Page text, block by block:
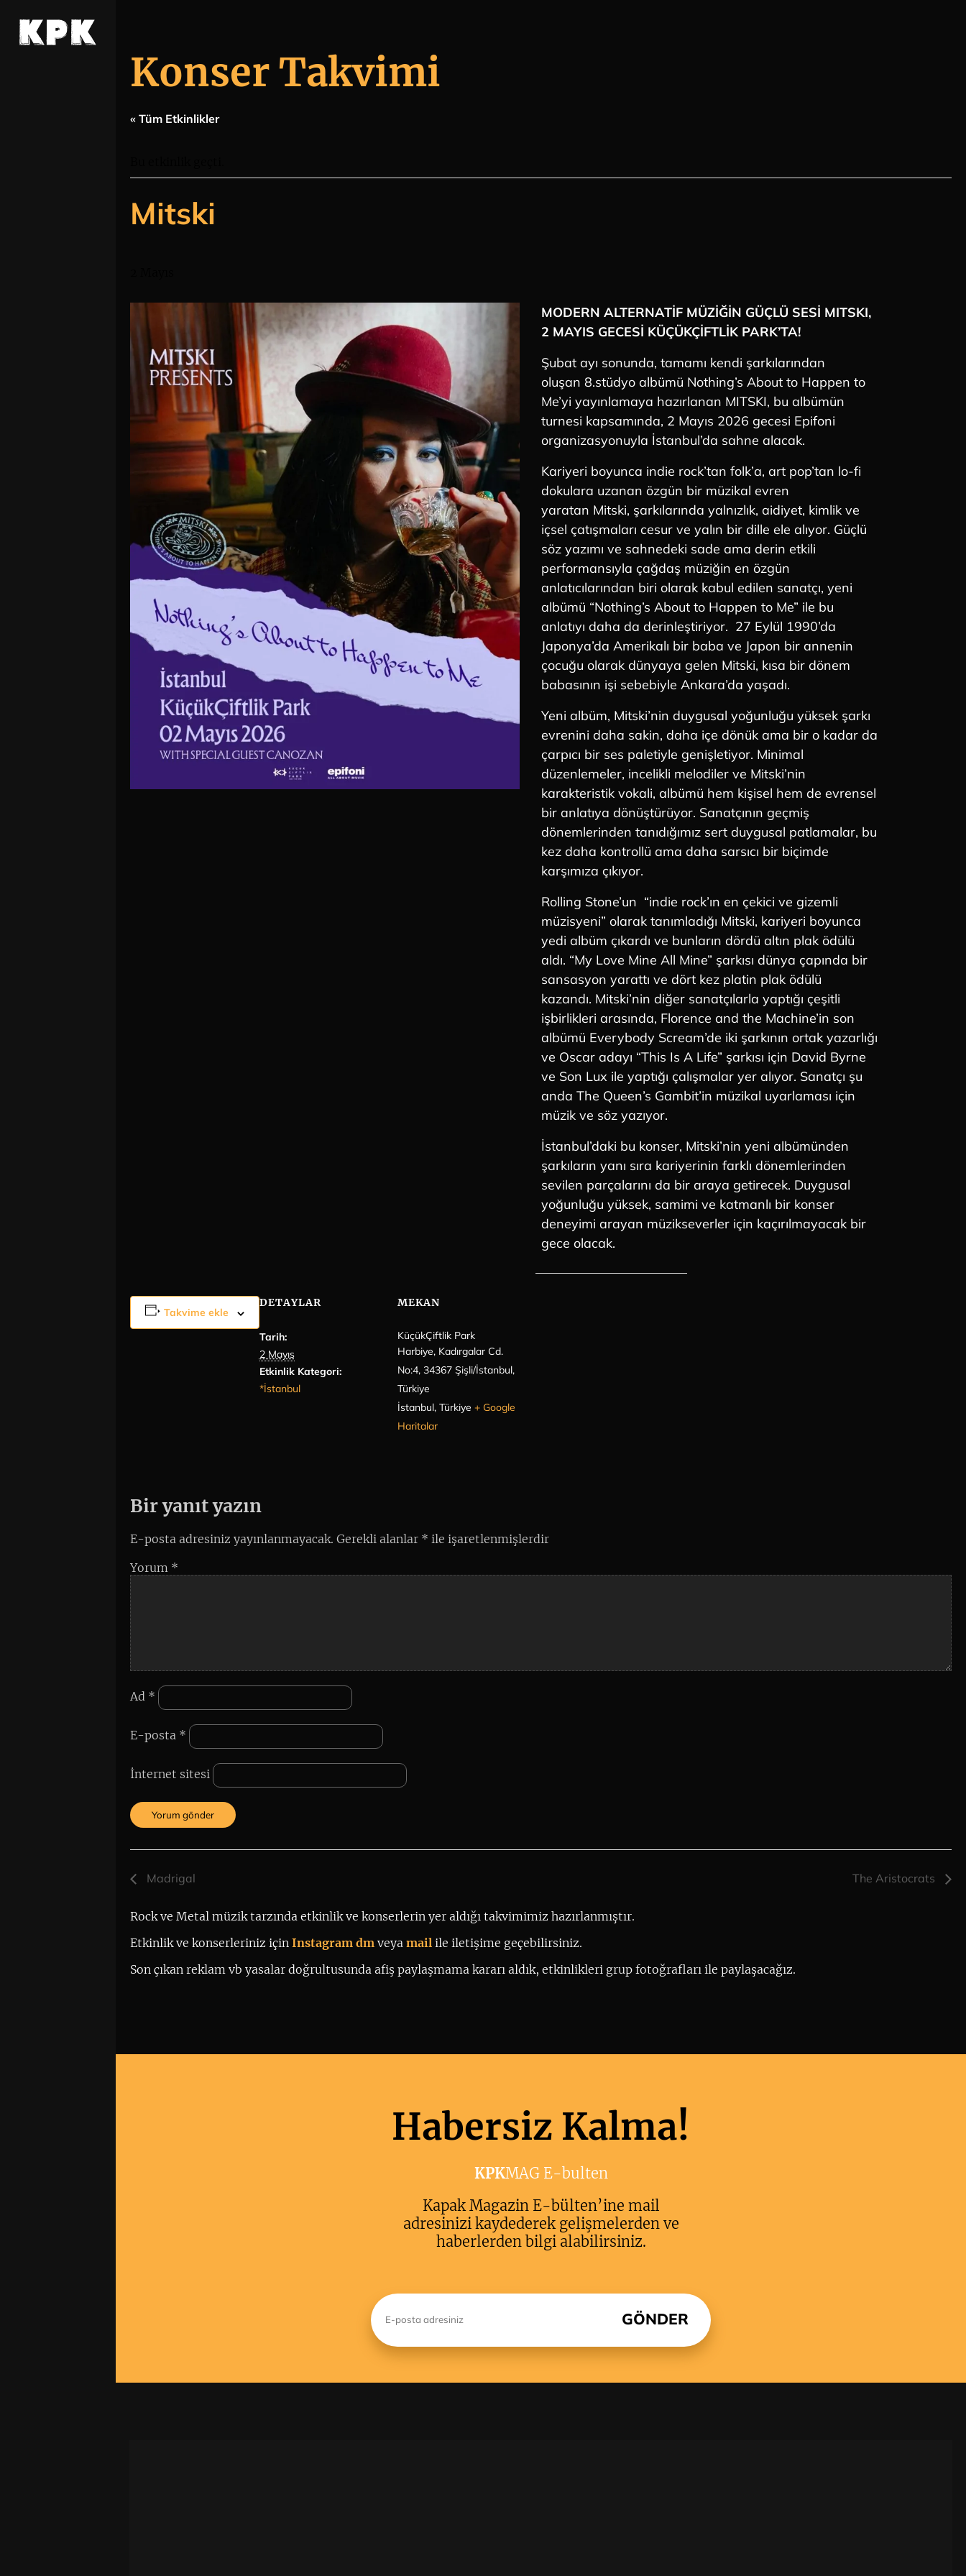
Konser Takvimi
« Tüm Etkinlikler
Mitski
MODERN ALTERNATİF MÜZİĞİN GÜÇLÜ SESİ MITSKI,
2 MAYIS GECESİ KÜÇÜKÇİFTLİK PARK’TA!
Şubat ayı sonunda, tamamı kendi şarkılarından
oluşan 8.stüdyo albümü Nothing’s About to Happen to
Me’yi yayınlamaya hazırlanan MITSKI, bu albümün
turnesi kapsamında, 2 Mayıs 2026 gecesi Epifoni
organizasyonuyla İstanbul’da sahne alacak.
Kariyeri boyunca indie rock’tan folk’a, art pop’tan lo-fi
dokulara uzanan özgün bir müzikal evren
yaratan Mitski, şarkılarında yalnızlık, aidiyet, kimlik ve
içsel çatışmaları cesur ve yalın bir dille ele alıyor. Güçlü
söz yazımı ve sahnedeki sade ama derin etkili
performansıyla çağdaş müziğin en özgün
anlatıcılarından biri olarak kabul edilen sanatçı, yeni
albümü “Nothing’s About to Happen to Me” ile bu
anlatıyı daha da derinleştiriyor. 27 Eylül 1990’da
Japonya’da Amerikalı bir baba ve Japon bir annenin
çocuğu olarak dünyaya gelen Mitski, kısa bir dönem
babasının işi sebebiyle Ankara’da yaşadı.
Yeni albüm, Mitski’nin duygusal yoğunluğu yüksek şarkı
evrenini daha sakin, daha içe dönük ama bir o kadar da
çarpıcı bir ses paletiyle genişletiyor. Minimal
düzenlemeler, incelikli melodiler ve Mitski’nin
karakteristik vokali, albümü hem kişisel hem de evrensel
bir anlatıya dönüştürüyor. Sanatçının geçmiş
dönemlerinden tanıdığımız sert duygusal patlamalar, bu
kez daha kontrollü ama daha sarsıcı bir biçimde
karşımıza çıkıyor.
Rolling Stone’un “indie rock’ın en çekici ve gizemli
müzisyeni” olarak tanımladığı Mitski, kariyeri boyunca
yedi albüm çıkardı ve bunların dördü altın plak ödülü
aldı. “My Love Mine All Mine” şarkısı dünya çapında bir
sansasyon yarattı ve dört kez platin plak ödülü
kazandı. Mitski’nin diğer sanatçılarla yaptığı çeşitli
işbirlikleri arasında, Florence and the Machine’in son
albümü Everybody Scream’de iki şarkının ortak yazarlığı
ve Oscar adayı “This Is A Life” şarkısı için David Byrne
ve Son Lux ile yaptığı çalışmalar yer alıyor. Sanatçı şu
anda The Queen’s Gambit’in müzikal uyarlaması için
müzik ve söz yazıyor.
İstanbul’daki bu konser, Mitski’nin yeni albümünden
şarkıların yanı sıra kariyerinin farklı dönemlerinden
sevilen parçalarını da bir araya getirecek. Duygusal
yoğunluğu yüksek, samimi ve katmanlı bir konser
deneyimi arayan müzikseverler için kaçırılmayacak bir
gece olacak.
Takvime ekle
DETAYLAR
Tarih:
2 Mayıs
Etkinlik Kategori:
*İstanbul
MEKAN
KüçükÇiftlik Park
Harbiye, Kadırgalar Cd.
No:4, 34367 Şişli/İstanbul,
Türkiye
İstanbul, Türkiye + Google
Haritalar
Bir yanıt yazın
E-posta adresiniz yayınlanmayacak. Gerekli alanlar * ile işaretlenmişlerdir
Yorum *
Ad *
E-posta *
İnternet sitesi
Madrigal The Aristocrats
Rock ve Metal müzik tarzında etkinlik ve konserlerin yer aldığı takvimimiz hazırlanmıştır.
Etkinlik ve konserleriniz için Instagram dm veya mail ile iletişime geçebilirsiniz.
Son çıkan reklam vb yasalar doğrultusunda afiş paylaşmama kararı aldık, etkinlikleri grup fotoğrafları ile paylaşacağız.
Habersiz Kalma!
KPKMAG E-bulten
Kapak Magazin E-bülten’ine mail
adresinizi kaydederek gelişmelerden ve
haberlerden bilgi alabilirsiniz.